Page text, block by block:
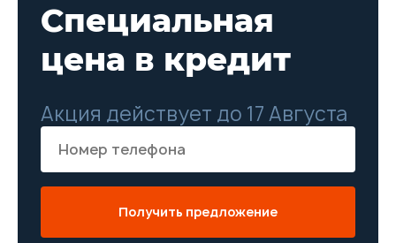
Специальная
цена в кредит
Акция действует до 17 Августа
Получить предложение